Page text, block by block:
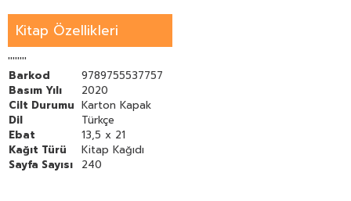
Kitap Özellikleri
''''''''
Barkod
9789755537757
Basım Yılı
2020
Cilt Durumu Karton Kapak
Dil
Türkçe
Ebat
13,5 x 21
Kağıt Türü
Kitap Kağıdı
Sayfa Sayısı
240